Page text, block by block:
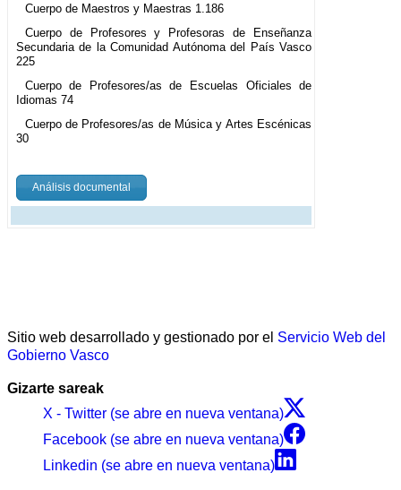
Cuerpo de Maestros y Maestras 1.186
Cuerpo de Profesores y Profesoras de Enseñanza
Secundaria de la Comunidad Autónoma del País Vasco
225
Cuerpo de Profesores/as de Escuelas Oficiales de
Idiomas 74
Cuerpo de Profesores/as de Música y Artes Escénicas
30
Análisis documental
Sitio web desarrollado y gestionado por el Servicio Web del
Gobierno Vasco
Gizarte sareak
X - Twitter (se abre en nueva ventana)
Facebook (se abre en nueva ventana)
Linkedin (se abre en nueva ventana)